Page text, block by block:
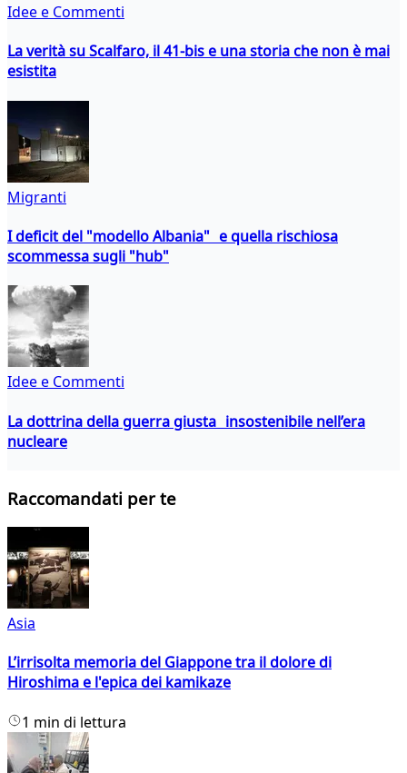
Idee e Commenti
La verità su Scalfaro, il 41-bis e una storia che non è mai
esistita
Migranti
I deficit del "modello Albania" e quella rischiosa
scommessa sugli "hub"
Idee e Commenti
La dottrina della guerra giusta insostenibile nell’era
nucleare
Raccomandati per te
Asia
L’irrisolta memoria del Giappone tra il dolore di
Hiroshima e l'epica dei kamikaze
1 min di lettura